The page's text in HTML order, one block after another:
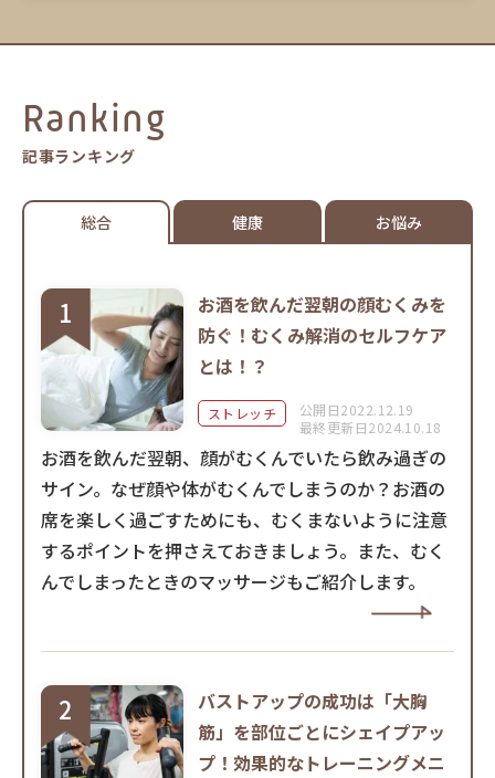
てお話を伺いました。
Ranking
記事ランキング
総合 健康 お悩み
お酒を飲んだ翌朝の顔むくみを
防ぐ！むくみ解消のセルフケア
とは！？
ストレッチ
公開日2022.12.19
最終更新日2024.10.18
お酒を飲んだ翌朝、顔がむくんでいたら飲み過ぎの
サイン。なぜ顔や体がむくんでしまうのか？お酒の
席を楽しく過ごすためにも、むくまないように注意
するポイントを押さえておきましょう。また、むく
んでしまったときのマッサージもご紹介します。
バストアップの成功は「大胸
筋」を部位ごとにシェイプアッ
プ！効果的なトレーニングメニ